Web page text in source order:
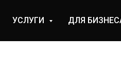
УСЛУГИ ДЛЯ